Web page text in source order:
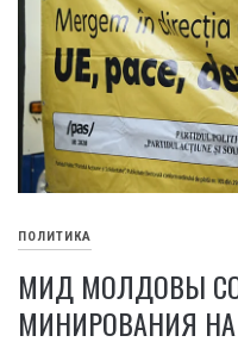
ПОЛИТИКА
МИД МОЛДОВЫ
МИНИРОВАНИЯ